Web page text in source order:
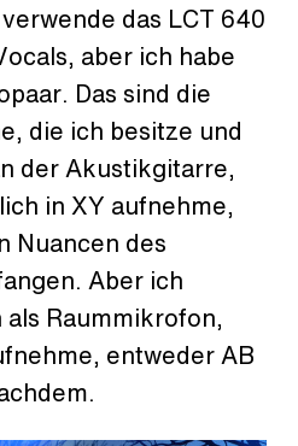
das LCT 640
aber ich habe
Das sind die
die ich besitze und
der Akustikgitarre,
in XY aufnehme,
Nuancen des
Aber ich
Raummikrofon,
entweder AB